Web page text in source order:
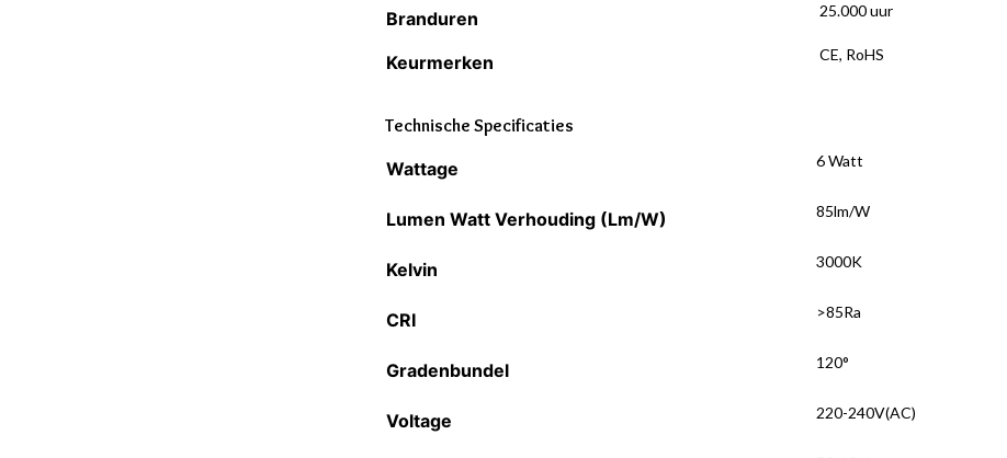
Branduren 25.000 uur
Keurmerken CE, RoHS
Technische Specificaties
Wattage 6 Watt
Lumen Watt Verhouding (Lm/W) 85lm/W
Kelvin 3000K
CRI >85Ra
Gradenbundel 120°
Voltage 220-240V(AC)